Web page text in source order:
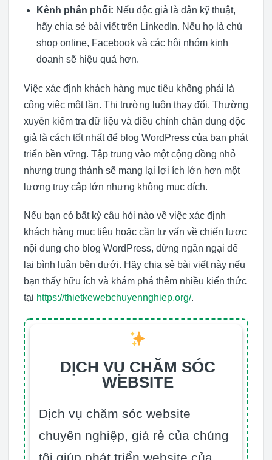
Kênh phân phối: Nếu độc giả là dân kỹ thuật,
hãy chia sẻ bài viết trên LinkedIn. Nếu họ là chủ
shop online, Facebook và các hội nhóm kinh
doanh sẽ hiệu quả hơn.
Việc xác định khách hàng mục tiêu không phải là
công việc một lần. Thị trường luôn thay đổi. Thường
xuyên kiểm tra dữ liệu và điều chỉnh chân dung độc
giả là cách tốt nhất để blog WordPress của bạn phát
triển bền vững. Tập trung vào một cộng đồng nhỏ
nhưng trung thành sẽ mang lại lợi ích lớn hơn một
lượng truy cập lớn nhưng không mục đích.
Nếu bạn có bất kỳ câu hỏi nào về việc xác định
khách hàng mục tiêu hoặc cần tư vấn về chiến lược
nội dung cho blog WordPress, đừng ngần ngại để
lại bình luận bên dưới. Hãy chia sẻ bài viết này nếu
bạn thấy hữu ích và khám phá thêm nhiều kiến thức
tại https://thietkewebchuyennghiep.org/.
DỊCH VỤ CHĂM SÓC
WEBSITE
Dịch vụ chăm sóc website
chuyên nghiệp, giá rẻ của chúng
tôi giúp phát triển website của